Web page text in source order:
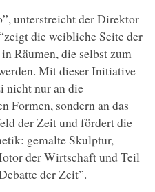
unterstreicht der Direktor
die weibliche Seite der
Räumen, die selbst zum
Mit dieser Initiative
nicht nur an die
Formen, sondern an das
der Zeit und fördert die
gemalte Skulptur,
der Wirtschaft und Teil
der Zeit”.